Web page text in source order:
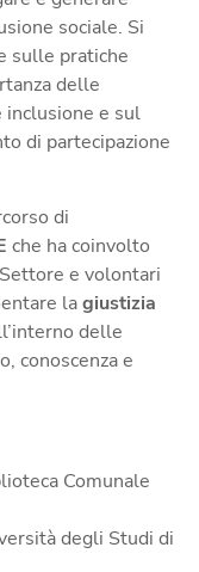
sociale. Si
sulle pratiche
delle
inclusione e sul
di partecipazione
di
che ha coinvolto
e volontari
lagiustizia
delle
conoscenza e
Comunale
degli Studi di